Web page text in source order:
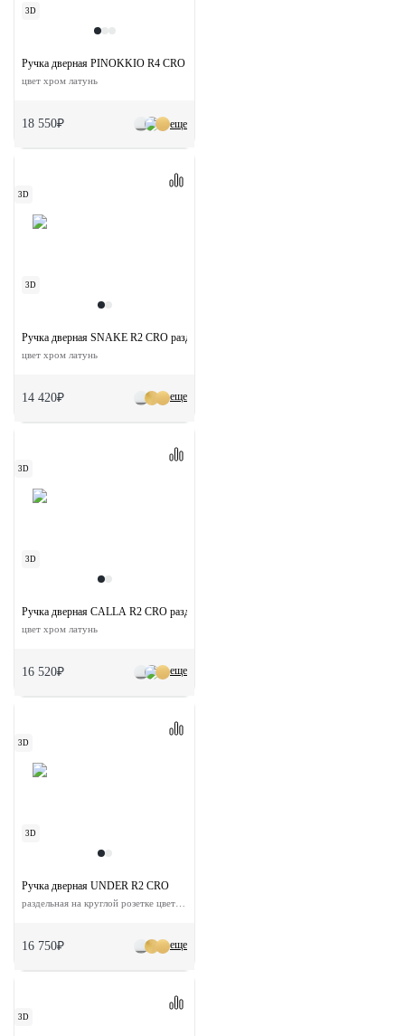
3D
еще
Ручка дверная PINOKKIO R4 CRO раздельная на круглой розетке
цвет хром латунь
18 550₽
3D
3D
еще
Ручка дверная SNAKE R2 CRO раздельная на круглой розетке
цвет хром латунь
14 420₽
3D
3D
еще
Ручка дверная CALLA R2 CRO раздельная на круглой розетке
цвет хром латунь
16 520₽
3D
3D
еще
Ручка дверная UNDER R2 CRO
16 750₽
3D